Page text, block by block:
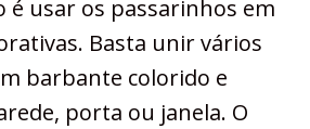
é usar os passarinhos em
Basta unir vários
barbante colorido e
porta ou janela. O